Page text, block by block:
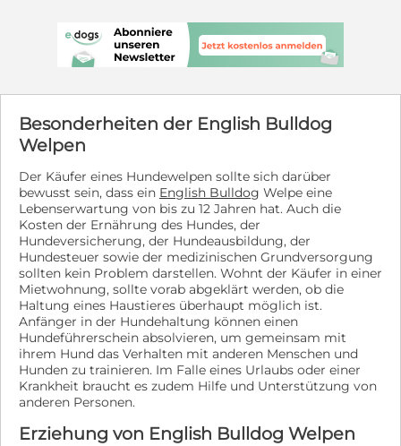
den BHV-Hundeführerschein erfolgreich bestanden. Im
Alltag überzeugt sie durch ihre vorbildlichen Manieren:
Sie läuft entspannt an lockerer Leine, beherrscht alle
und Begeisterung mit ihrem Menschen zusammen.
menschenbezogen. Sie genießt jede gemeinsame
Unternehmung und begleitet ihre Familie zuverlässig
Restaurant, im Urlaub oder im Alltag. Zuhause ist sie
ruhig und angenehm, kann problemlos einige Stunden
alleine bleiben und fährt entspannt im Auto mit. Auch
draußen zeigt sie sich unkompliziert. Jagdverhalten ist
bei ihr nicht vorhanden und anderen Hunden begegnet
sie unterwegs ruhig und gelassen. Für Pauline
wünschen wir uns Menschen, die sie als vollwertiges
Familienmitglied aufnehmen und ihr die
Aufmerksamkeit schenken, die sie sich so sehr wünscht.
Ob aktive Einzelpersonen oder Paare, Familien mit
verständigen Kindern oder rüstige Senioren, wichtig ist
vor allem, dass Pauline künftig als Einzelhund leben
darf. Wenn Sie glauben, Pauline dieses Zuhause
schenken zu können, freuen wir uns über Ihre Nachricht
ausschließlich in verantwortungsvolle und liebevolle
Besonderheiten der English Bulldog
Welpen
Der Käufer eines Hundewelpen sollte sich darüber
bewusst sein, dass ein English Bulldog Welpe eine
Lebenserwartung von bis zu 12 Jahren hat. Auch die
Kosten der Ernährung des Hundes, der
Hundeversicherung, der Hundeausbildung, der
Hundesteuer sowie der medizinischen Grundversorgung
sollten kein Problem darstellen. Wohnt der Käufer in einer
Mietwohnung, sollte vorab abgeklärt werden, ob die
Haltung eines Haustieres überhaupt möglich ist.
Anfänger in der Hundehaltung können einen
Hundeführerschein absolvieren, um gemeinsam mit
ihrem Hund das Verhalten mit anderen Menschen und
Hunden zu trainieren. Im Falle eines Urlaubs oder einer
Krankheit braucht es zudem Hilfe und Unterstützung von
anderen Personen.
Erziehung von English Bulldog Welpen